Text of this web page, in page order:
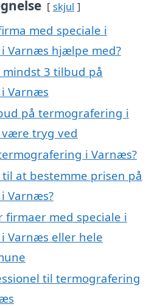
skjul
med speciale i
Varnæs hjælpe med?
3 tilbud på
Varnæs
på termografering i
tryg ved
i Varnæs?
at bestemme prisen på
Varnæs?
firmaer med speciale i
Varnæs eller hele
til termografering